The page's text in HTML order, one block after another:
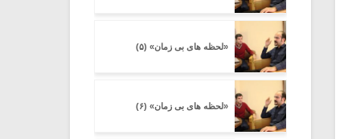
«لحظه های بی زمان» (۵)
«لحظه های بی زمان» (۶)